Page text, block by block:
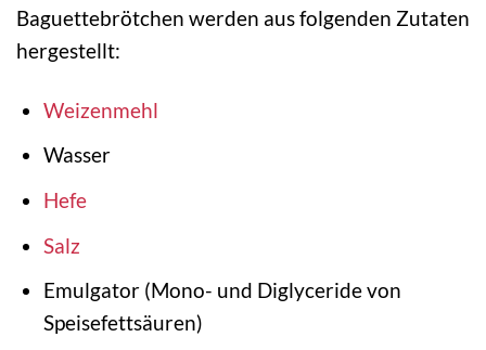
Baguettebrötchen werden aus folgenden Zutaten
hergestellt:
Weizenmehl
Wasser
Hefe
Salz
Emulgator (Mono- und Diglyceride von
Speisefettsäuren)